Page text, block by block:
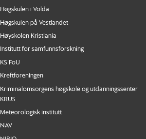
Høgskulen i Volda
Høgskulen på Vestlandet
Høyskolen Kristiania
Institutt for samfunnsforskning
KS FoU
Kreftforeningen
Kriminalomsorgens høgskole og utdanningssenter
KRUS
Meteorologisk institutt
NAV